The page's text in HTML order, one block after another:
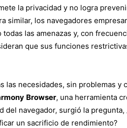
la privacidad y no logra
similar, los navegadores
las amenazas y, con
que sus funciones
las necesidades, sin problemas y
Browser, una herramienta
navegador, surgió la pregunta,
un sacrificio de rendimiento?